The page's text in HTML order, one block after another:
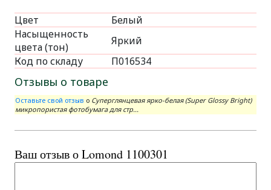
Цвет
Белый
Насыщенность
цвета (тон)
Яркий
Код по складу
П016534
Отзывы о товаре
Оставьте свой отзыв о Суперглянцевая ярко-белая (Super Glossy Bright)
микропористая фотобумага для стр...
Ваш отзыв о Lomond 1100301